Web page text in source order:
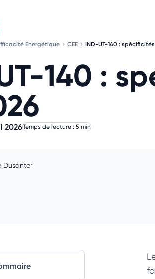
Energétique CEE IND-UT-140 :
140 :
2026Temps de lecture : 5 min
Dusanter
sur Facebook
l'article sur X